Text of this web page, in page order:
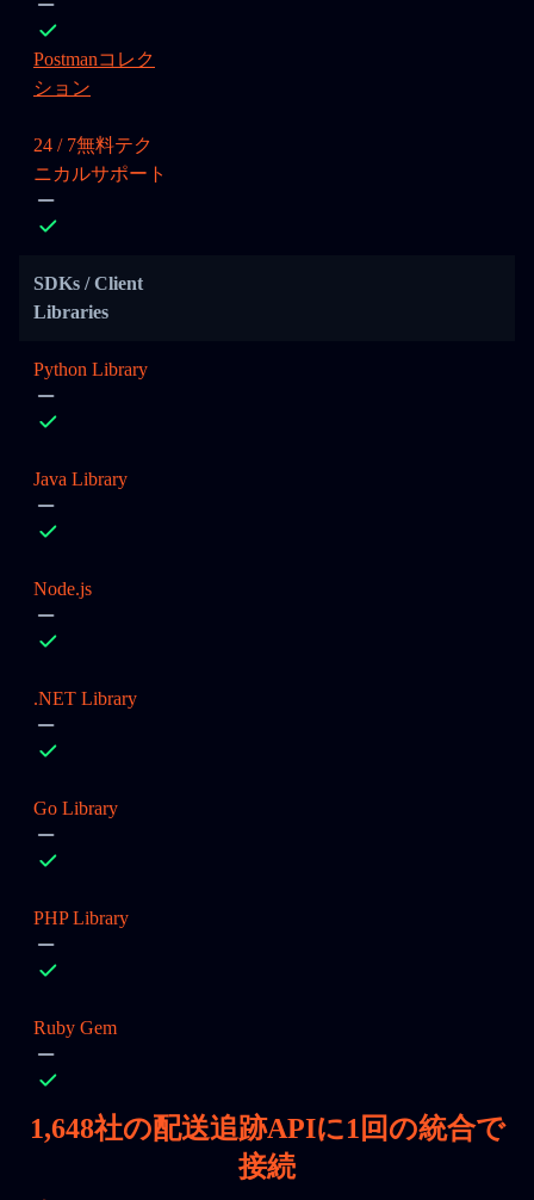
Postmanコレク
ション
24 / 7無料テク
ニカルサポート
SDKs / Client
Libraries
Python Library
Java Library
Node.js
.NET Library
Go Library
PHP Library
Ruby Gem
1,648社の配送追跡APIに1回の統合で
接続